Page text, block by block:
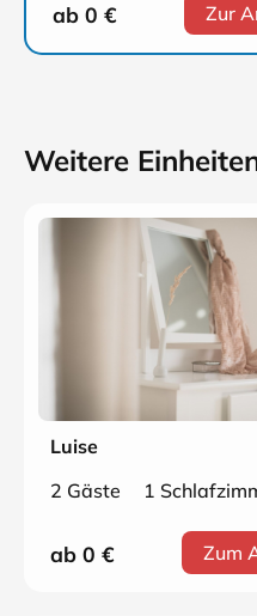
ab 0 € Zur
Weitere
Luise
2 Gäste
1
ab 0 € Zum